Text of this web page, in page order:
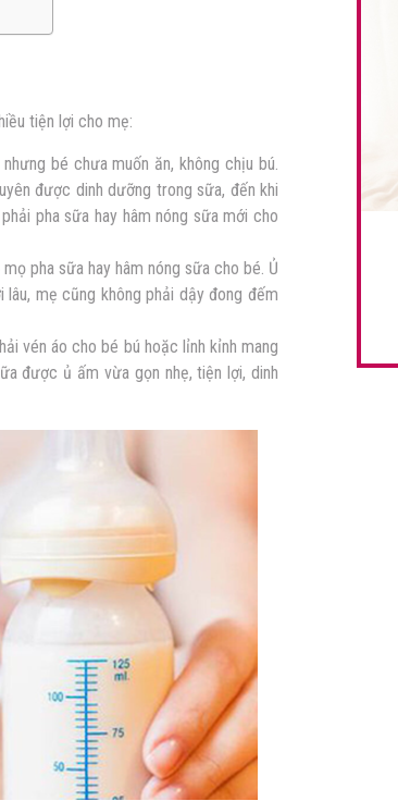
tiện lợi cho mẹ:
bé chưa muốn ăn, không chịu bú.
được dinh dưỡng trong sữa, đến khi
pha sữa hay hâm nóng sữa mới cho
pha sữa hay hâm nóng sữa cho bé. Ủ
mẹ cũng không phải dậy đong đếm
vén áo cho bé bú hoặc lỉnh kỉnh mang
được ủ ấm vừa gọn nhẹ, tiện lợi, dinh